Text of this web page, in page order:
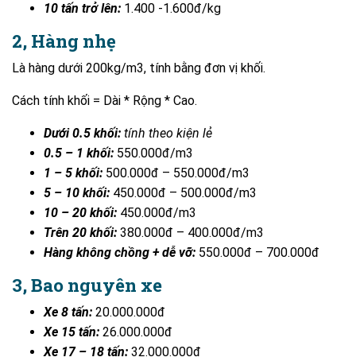
10 tấn trở lên: 1.400 -1.600đ/kg
2, Hàng nhẹ
Là hàng dưới 200kg/m3, tính bằng đơn vị khối.
Cách tính khối = Dài * Rộng * Cao.
Dưới 0.5 khối: tính theo kiện lẻ
0.5 – 1 khối: 550.000đ/m3
1 – 5 khối: 500.000đ – 550.000đ/m3
5 – 10 khối: 450.000đ – 500.000đ/m3
10 – 20 khối: 450.000đ/m3
Trên 20 khối: 380.000đ – 400.000đ/m3
Hàng không chồng + dễ vỡ: 550.000đ – 700.000đ
3, Bao nguyên xe
Xe 8 tấn: 20.000.000đ
Xe 15 tấn: 26.000.000đ
Xe 17 – 18 tấn: 32.000.000đ